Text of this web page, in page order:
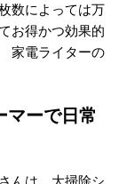
数によっては万
お得かつ効果的
家電ライターの
マーで日常
んは、大掃除シ